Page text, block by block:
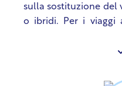
sulla sostituzione del
o ibridi. Per i viaggi
(tranne in
l'impostazione